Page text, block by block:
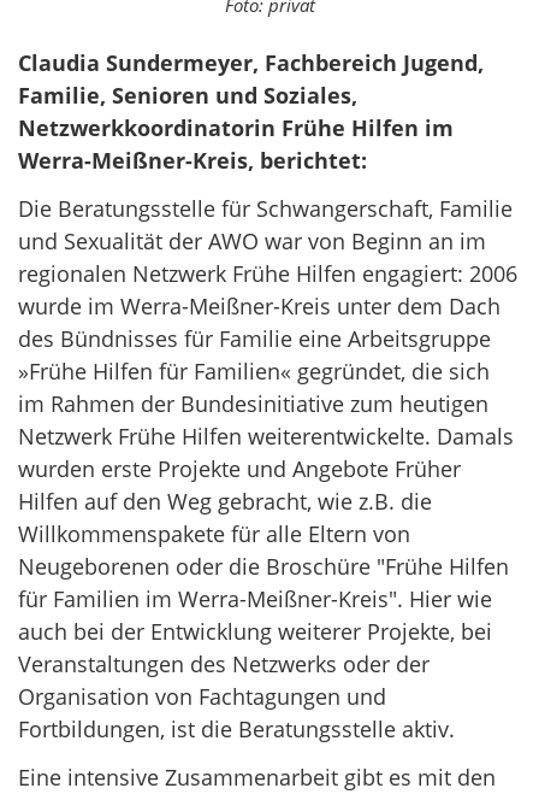
Foto: privat
Claudia Sundermeyer, Fachbereich Jugend,
Familie, Senioren und Soziales,
Netzwerkkoordinatorin Frühe Hilfen im
Werra-Meißner-Kreis, berichtet:
Die Beratungsstelle für Schwangerschaft, Familie
und Sexualität der AWO war von Beginn an im
regionalen Netzwerk Frühe Hilfen engagiert: 2006
wurde im Werra-Meißner-Kreis unter dem Dach
des Bündnisses für Familie eine Arbeitsgruppe
»Frühe Hilfen für Familien« gegründet, die sich
im Rahmen der Bundesinitiative zum heutigen
Netzwerk Frühe Hilfen weiterentwickelte. Damals
wurden erste Projekte und Angebote Früher
Hilfen auf den Weg gebracht, wie z.B. die
Willkommenspakete für alle Eltern von
Neugeborenen oder die Broschüre "Frühe Hilfen
für Familien im Werra-Meißner-Kreis". Hier wie
auch bei der Entwicklung weiterer Projekte, bei
Veranstaltungen des Netzwerks oder der
Organisation von Fachtagungen und
Fortbildungen, ist die Beratungsstelle aktiv.
Eine intensive Zusammenarbeit gibt es mit den